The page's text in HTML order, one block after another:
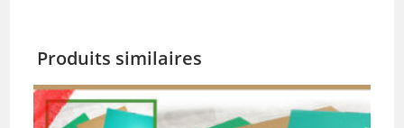
Produits similaires